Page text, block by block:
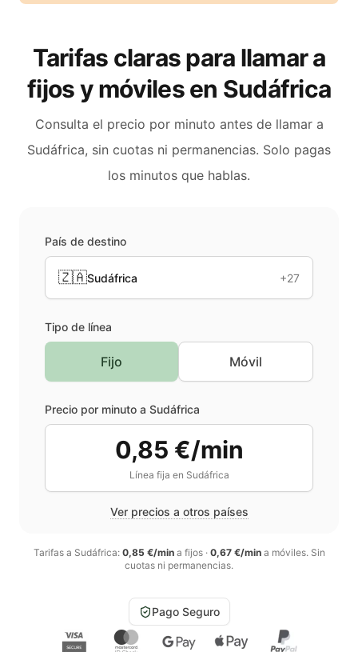
Tarifas claras para llamar a
fijos y móviles en Sudáfrica
Consulta el precio por minuto antes de llamar a
Sudáfrica, sin cuotas ni permanencias. Solo pagas
los minutos que hablas.
País de destino
🇿🇦Sudáfrica +27
Tipo de línea
Fijo Móvil
Precio por minuto a Sudáfrica
0,85 €/min
Línea fija en Sudáfrica
Ver precios a otros países
Tarifas a Sudáfrica: 0,85 €/mina fijos· 0,67 €/mina móviles. Sin
cuotas ni permanencias.
Pago Seguro